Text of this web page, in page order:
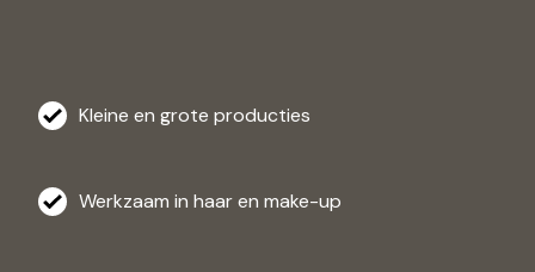
Kleine en grote producties
Werkzaam in haar en make-up